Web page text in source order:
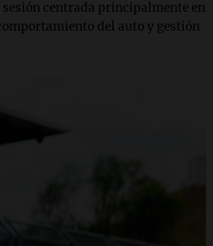
sesión centrada principalmente en
del auto y gestión